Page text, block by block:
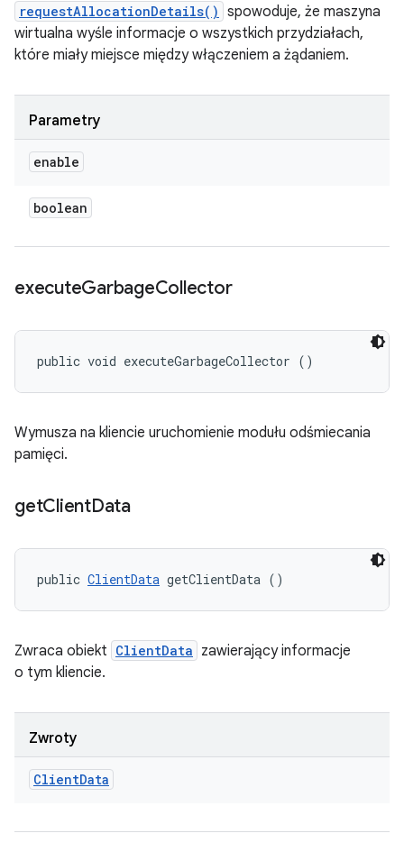
requestAllocationDetails() spowoduje, że maszyna
wirtualna wyśle informacje o wszystkich przydziałach,
które miały miejsce między włączeniem a żądaniem.
Parametry
enable
boolean
executeGarbageCollector
public void executeGarbageCollector ()
Wymusza na kliencie uruchomienie modułu odśmiecania
pamięci.
getClientData
public ClientData getClientData ()
Zwraca obiekt ClientData zawierający informacje
o tym kliencie.
Zwroty
ClientData